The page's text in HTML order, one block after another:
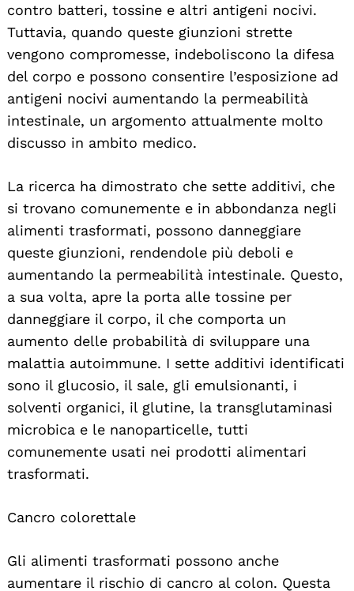
contro batteri, tossine e altri antigeni nocivi.
Tuttavia, quando queste giunzioni strette
vengono compromesse, indeboliscono la difesa
del corpo e possono consentire l’esposizione ad
antigeni nocivi aumentando la permeabilità
intestinale, un argomento attualmente molto
discusso in ambito medico.
La ricerca ha dimostrato che sette additivi, che
si trovano comunemente e in abbondanza negli
alimenti trasformati, possono danneggiare
queste giunzioni, rendendole più deboli e
aumentando la permeabilità intestinale. Questo,
a sua volta, apre la porta alle tossine per
danneggiare il corpo, il che comporta un
aumento delle probabilità di sviluppare una
malattia autoimmune. I sette additivi identificati
sono il glucosio, il sale, gli emulsionanti, i
solventi organici, il glutine, la transglutaminasi
microbica e le nanoparticelle, tutti
comunemente usati nei prodotti alimentari
trasformati.
Cancro colorettale
Gli alimenti trasformati possono anche
aumentare il rischio di cancro al colon. Questa